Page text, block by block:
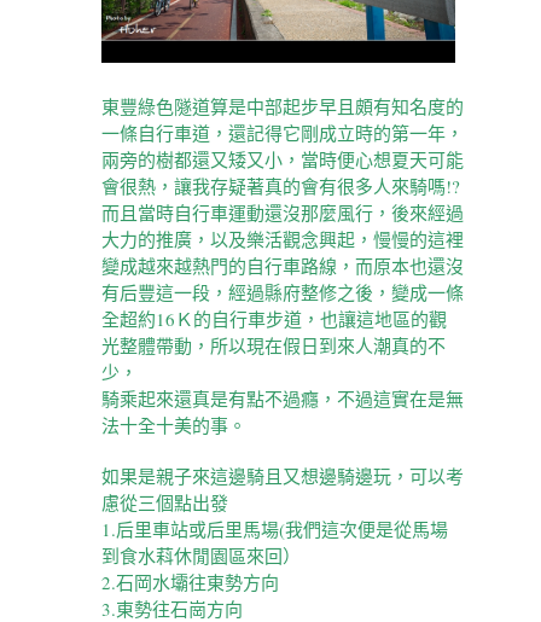
東豐綠色隧道算是中部起步早且頗有知名度的
一條自行車道，還記得它剛成立時的第一年，
兩旁的樹都還又矮又小，當時便心想夏天可能
會很熱，讓我存疑著真的會有很多人來騎嗎!?
而且當時自行車運動還沒那麼風行，後來經過
大力的推廣，以及樂活觀念興起，慢慢的這裡
變成越來越熱門的自行車路線，而原本也還沒
有后豐這一段，經過縣府整修之後，變成一條
全超約16Ｋ的自行車步道，也讓這地區的觀
光整體帶動，所以現在假日到來人潮真的不
少，
騎乘起來還真是有點不過癮，不過這實在是無
法十全十美的事。
如果是親子來這邊騎且又想邊騎邊玩，可以考
慮從三個點出發
1.后里車站或后里馬場(我們這次便是從馬場
到食水萪休閒園區來回）
2.石岡水壩往東勢方向
3.東勢往石崗方向